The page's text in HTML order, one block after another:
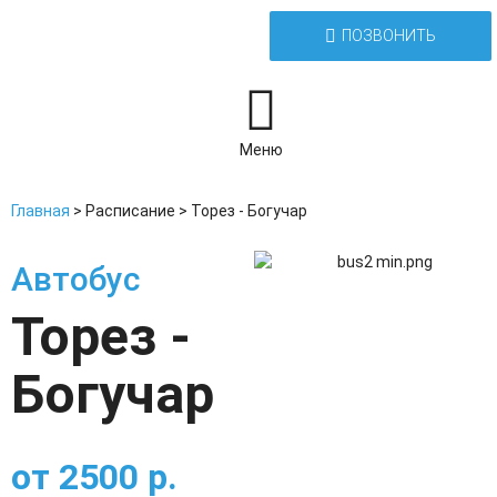
ПОЗВОНИТЬ
Меню
Главная > Расписание > Торез - Богучар
Автобус
Торез -
Богучар
от 2500 р.